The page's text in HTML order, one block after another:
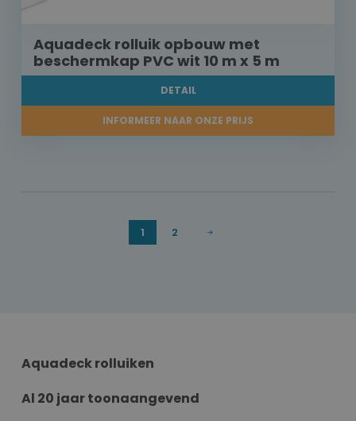
Aquadeck rolluik opbouw met
beschermkap PVC wit 10 m x 5 m
DETAIL
INFORMEER NAAR ONZE PRIJS
1 2
Aquadeck rolluiken
Al 20 jaar toonaangevend